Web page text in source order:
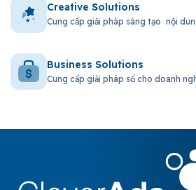
Creative Solutions
Cung cấp giải pháp sáng tạo nội
Business Solutions
Cung cấp giải pháp số cho doanh